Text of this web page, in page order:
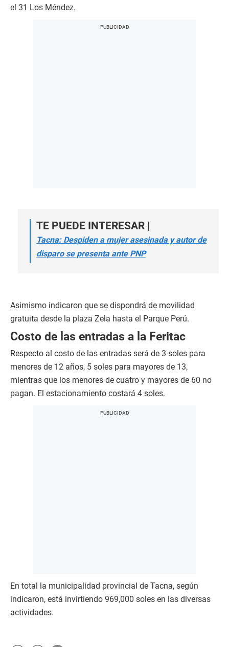
el 31 Los Méndez.
TE PUEDE INTERESAR |
Tacna: Despiden a mujer asesinada y autor de
disparo se presenta ante PNP
Asimismo indicaron que se dispondrá de movilidad
gratuita desde la plaza Zela hasta el Parque Perú.
Costo de las entradas a la Feritac
Respecto al costo de las entradas será de 3 soles para
menores de 12 años, 5 soles para mayores de 13,
mientras que los menores de cuatro y mayores de 60 no
pagan. El estacionamiento costará 4 soles.
En total la municipalidad provincial de Tacna, según
indicaron, está invirtiendo 969,000 soles en las diversas
actividades.